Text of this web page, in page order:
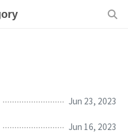
Jun 23, 2023
Jun 16, 2023